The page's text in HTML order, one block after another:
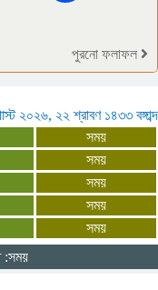
বাংলাদেশ-যুক্তরাষ্ট্র:
পিস ইয়াবাসহ বাসের
৪-৫ বছরেই অর্থনীতিতে
সম্ভব: প্রধানমন্ত্রী
পুরনো ফলাফল
২০২৬, ২২ শ্রাবণ ১৪৩৩ বঙ্গাব্দ
সময়
সময়
সময়
সময়
সময়
:সময়